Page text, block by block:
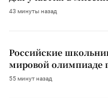
43 минуты назад
Российские
мировой олимпиаде
55 минут назад